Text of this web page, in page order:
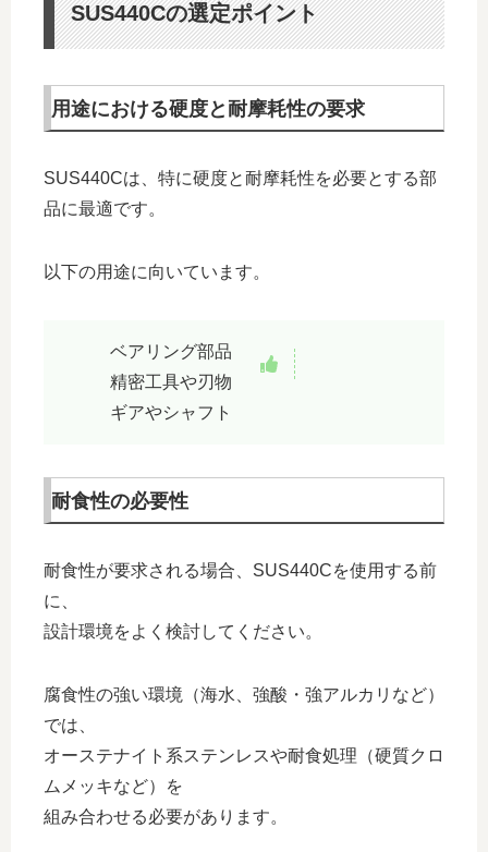
SUS440Cの選定ポイント
用途における硬度と耐摩耗性の要求
SUS440Cは、特に硬度と耐摩耗性を必要とする部
品に最適です。
以下の用途に向いています。
ベアリング部品
精密工具や刃物
ギアやシャフト
耐食性の必要性
耐食性が要求される場合、SUS440Cを使用する前
に、
設計環境をよく検討してください。
腐食性の強い環境（海水、強酸・強アルカリなど）
では、
オーステナイト系ステンレスや耐食処理（硬質クロ
ムメッキなど）を
組み合わせる必要があります。